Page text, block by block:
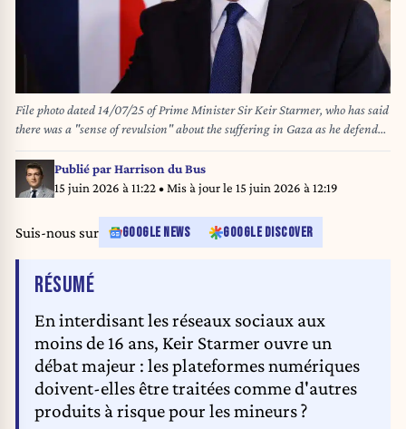
File photo dated 14/07/25 of Prime Minister Sir Keir Starmer, who has said
there was a "sense of revulsion" about the suffering in Gaza as he defended
his plan to potentially recognise a Palestinian state. Sir Keir Starmer has
said the UK will recognise a Palestinian state in September unless Israel
agrees to meet certain conditions, including addressing the humanitarian
solution. Issue date: Thursday August 7, 2025.
Publié parHarrison du Bus
15 juin 2026 à 11:22• Mis à jour le 15 juin 2026 à 12:19
Suis-nous sur GOOGLE NEWS GOOGLE DISCOVER
RÉSUMÉDE L'ARTICLE
En interdisant les réseaux sociaux aux
moins de 16 ans, Keir Starmer ouvre un
débat majeur : les plateformes numériques
doivent-elles être traitées comme d'autres
produits à risque pour les mineurs ?